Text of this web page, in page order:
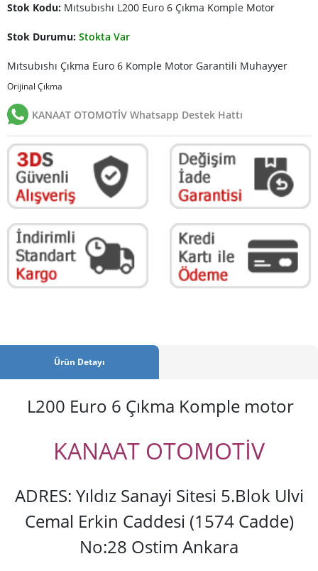
Stok Kodu: Mıtsubıshı L200 Euro 6 Çıkma Komple Motor
Stok Durumu: Stokta Var
Mıtsubıshı Çıkma Euro 6 Komple Motor Garantili Muhayyer
Orijinal Çıkma
KANAAT OTOMOTİV Whatsapp Destek Hattı
Ürün Detayı
L200 Euro 6 Çıkma Komple motor
KANAAT OTOMOTİV
ADRES: Yıldız Sanayi Sitesi 5.Blok Ulvi
Cemal Erkin Caddesi (1574 Cadde)
No:28 Ostim Ankara